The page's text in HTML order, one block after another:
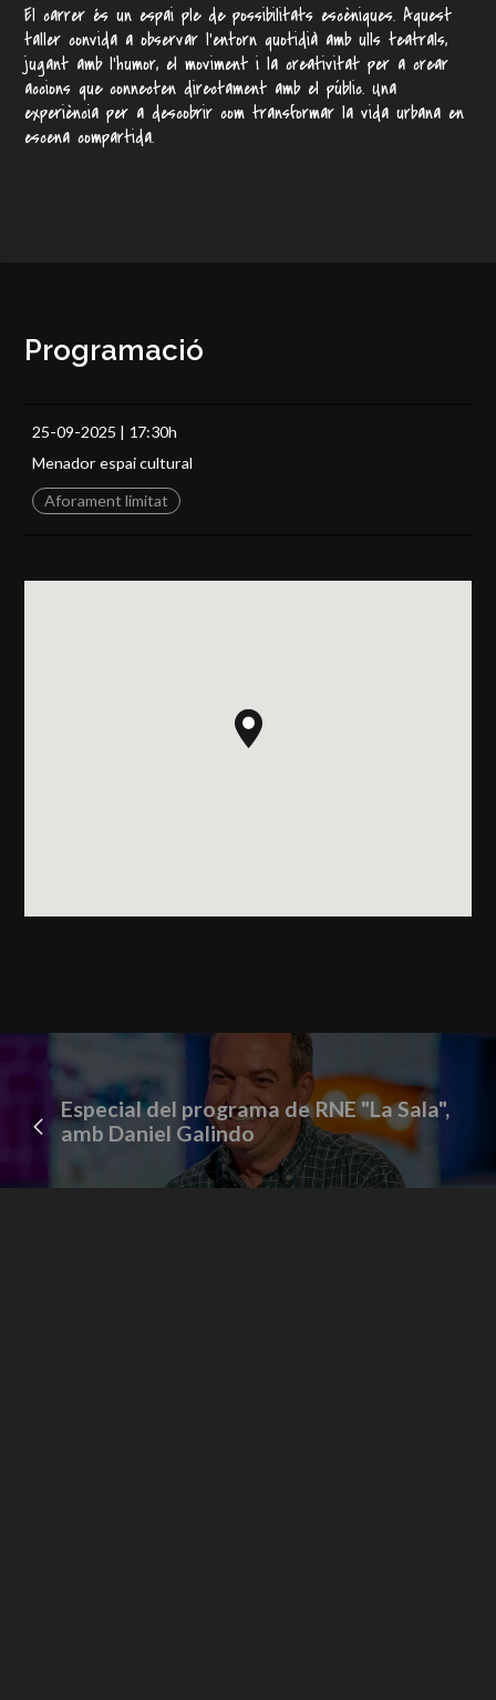
El carrer és un espai ple de possibilitats escèniques. Aquest
taller convida a observar l’entorn quotidià amb ulls teatrals,
jugant amb l’humor, el moviment i la creativitat per a crear
accions que connecten directament amb el públic. Una
experiència per a descobrir com transformar la vida urbana en
escena compartida.
Programació
Menador espai cultural
25-09-2025 | 17:30h
Aforament limitat
Especial del programa de RNE "La Sala",
amb Daniel Galindo